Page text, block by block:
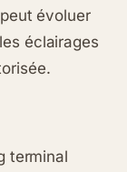
évoluer
éclairages
terminal